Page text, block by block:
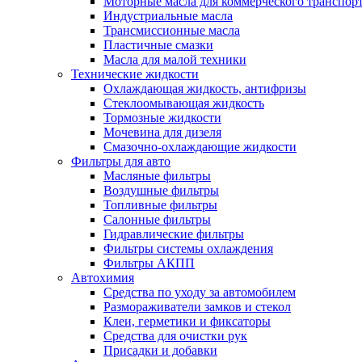
Индустриальные масла
Трансмиссионные масла
Пластичные смазки
Масла для малой техники
Технические жидкости
Охлаждающая жидкость, антифризы
Стеклоомывающая жидкость
Тормозные жидкости
Мочевина для дизеля
Смазочно-охлаждающие жидкости
Фильтры для авто
Масляные фильтры
Воздушные фильтры
Топливные фильтры
Салонные фильтры
Гидравлические фильтры
Фильтры системы охлаждения
Фильтры АКПП
Автохимия
Средства по уходу за автомобилем
Размораживатели замков и стекол
Клеи, герметики и фиксаторы
Средства для очистки рук
Присадки и добавки